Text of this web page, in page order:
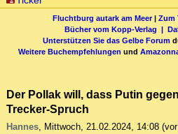
Fluchtburg autark am Meer| Zum
Bücher vom Kopp-Verlag |
Unterstützen Sie das Gelbe Forum
Weitere Buchempfehlungen und
Der Pollak will, dass Putin
Trecker-Spruch
Hannes, Mittwoch, 21.02.2024, 14:08